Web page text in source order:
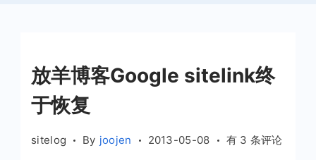
放羊博客Google sitelink终
于恢复
sitelog By joojen 2013-05-08
放
有 3 条评论